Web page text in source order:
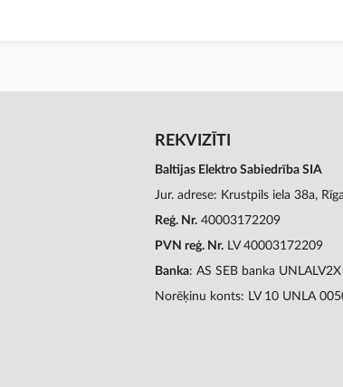
REKVIZĪTI
Baltijas Elektro Sabiedrība SIA
Jur. adrese: Krustpils iela 38a,
Reģ. Nr. 40003172209
PVN reģ. Nr. LV 40003172209
Banka: AS SEB banka UNLALV2X
Norēķinu konts: LV 10 UNLA